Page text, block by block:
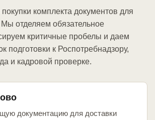
комплекта документов для
отделяем обязательное
критичные пробелы и даем
подготовки к Роспотребнадзору,
и кадровой проверке.
документацию для доставки